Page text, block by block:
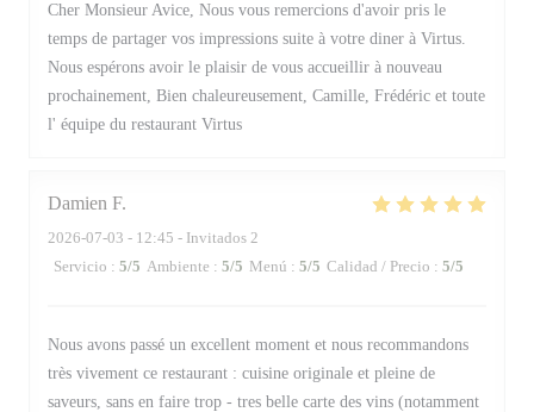
Cher Monsieur Avice, Nous vous remercions d'avoir pris le
temps de partager vos impressions suite à votre diner à Virtus.
Nous espérons avoir le plaisir de vous accueillir à nouveau
prochainement, Bien chaleureusement, Camille, Frédéric et toute
l' équipe du restaurant Virtus
Damien F
2026-07-03 - 12:45 - Invitados 2
Servicio : 5/5 Ambiente : 5/5 Menú : 5/5 Calidad / Precio : 5/5
Nous avons passé un excellent moment et nous recommandons
très vivement ce restaurant : cuisine originale et pleine de
saveurs, sans en faire trop - tres belle carte des vins (notamment